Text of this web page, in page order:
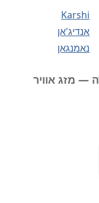
Karshi
אנדיג'אן
נאמנגאן
— מזג אוויר